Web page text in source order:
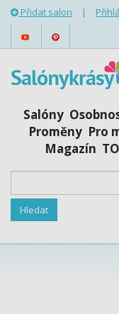
Přidat salon |
Salóny
Proměny Pro
Magazín